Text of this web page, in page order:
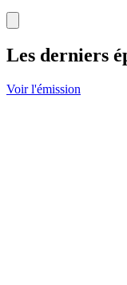
Les derniers
Voir l'émission